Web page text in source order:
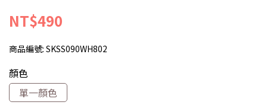
NT$490
商品編號: SKSS090WH802
顏色
單一顏色